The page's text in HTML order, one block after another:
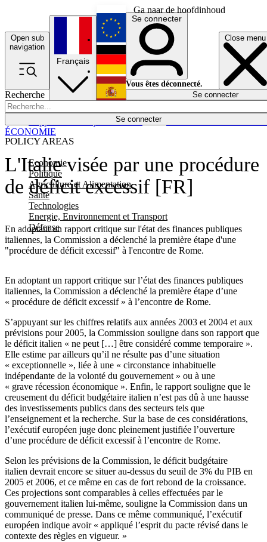
Ga naar de hoofdinhoud
Open sub
navigation
Close menu
Recherche
Se connecter
POLICY AREAS
Economie
Politique
Agriculture et Alimentation
Santé
Technologies
Energie, Environnement et Transport
Défense
Économie
Français
English
Deutsch
Español
Se connecter
Vous êtes déconnecté.
Se connecter
L'Italie visée par une procédure
de déficit excessif [FR]
En adoptant un rapport critique sur l'état des finances publiques
italiennes, la Commission a déclenché la première étape d'une
"procédure de déficit excessif" à l'encontre de Rome.
ÉCONOMIE
En adoptant un rapport critique sur l’état des finances publiques
italiennes, la Commission a déclenché la première étape d’une
« procédure de déficit excessif » à l’encontre de Rome.
S’appuyant sur les chiffres relatifs aux années 2003 et 2004 et aux
prévisions pour 2005, la Commission souligne dans son rapport que
le déficit italien « ne peut […] être considéré comme temporaire ».
Elle estime par ailleurs qu’il ne résulte pas d’une situation
« exceptionnelle », liée à une « circonstance inhabituelle
indépendante de la volonté du gouvernement » ou à une
« grave récession économique ». Enfin, le rapport souligne que le
creusement du déficit budgétaire italien n’est pas dû à une hausse
des investissements publics dans des secteurs tels que
l’enseignement et la recherche. Sur la base de ces considérations,
l’exécutif européen juge donc pleinement justifiée l’ouverture
d’une procédure de déficit excessif à l’encontre de Rome.
Selon les prévisions de la Commission, le déficit budgétaire
italien devrait encore se situer au-dessus du seuil de 3% du PIB en
2005 et 2006, et ce même en cas de fort rebond de la croissance.
Ces projections sont comparables à celles effectuées par le
gouvernement italien lui-même, souligne la Commission dans un
communiqué de presse. Dans ce même communiqué, l’exécutif
européen indique avoir « appliqué l’esprit du pacte révisé dans le
contexte des règles en vigueur. »